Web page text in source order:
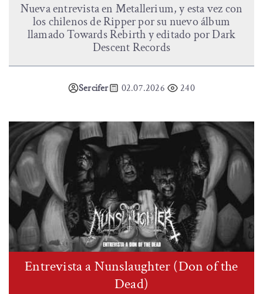
Nueva entrevista en Metallerium, y esta vez con
los chilenos de Ripper por su nuevo álbum
llamado Towards Rebirth y editado por Dark
Descent Records
Sercifer 02.07.2026 240
Entrevista a Nunslaughter (Don of the
Dead)